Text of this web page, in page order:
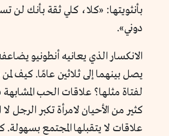
بأنثويتها: «كلا، كلي ثقة بأنك
دوني».
الانكسار الذي يعانيه أنطونيو
يصل بينهما إلى ثلاثين عامًا. كيف
لفتاة مثلها؟ علاقات الحب
كثير من الأحيان لامرأة تكبر الرجل
علاقات لا يتقبلها المجتمع